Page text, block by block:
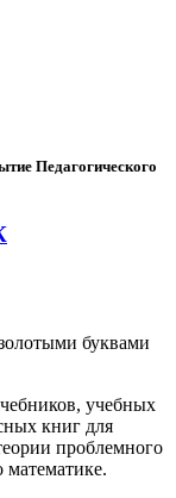
Педагогического
буквами
учебных
книг для
проблемного
математике.